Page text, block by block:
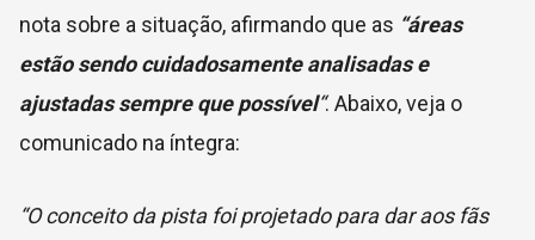
nota sobre a situação, afirmando que as “áreas
estão sendo cuidadosamente analisadas e
ajustadas sempre que possível“. Abaixo, veja o
comunicado na íntegra:
“O conceito da pista foi projetado para dar aos fãs